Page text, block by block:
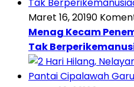
Maret 16, 20190
Menag Kecam
Tak